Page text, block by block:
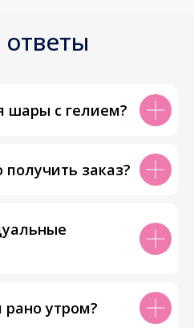
шары с гелием?
заказ?
утром?